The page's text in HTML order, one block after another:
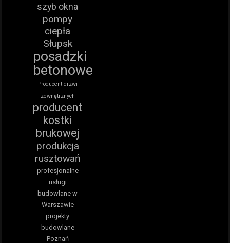
szyb okna
pompy
ciepła
Słupsk
posadzki
betonowe
Producent drzwi
zewnętrznych
producent
kostki
brukowej
produkcja
rusztowań
profesjonalne
usługi
budowlane w
Warszawie
projekty
budowlane
Poznań